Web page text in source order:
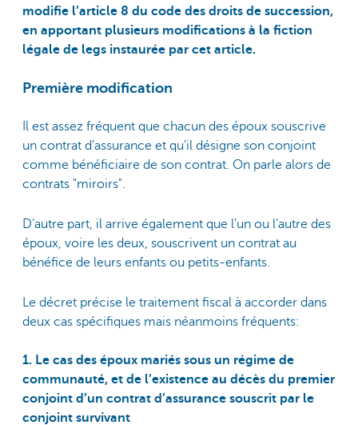
modifie l’article 8 du code des droits de succession,
en apportant plusieurs modifications à la fiction
légale de legs instaurée par cet article.
Première modification
Il est assez fréquent que chacun des époux souscrive
un contrat d’assurance et qu’il désigne son conjoint
comme bénéficiaire de son contrat. On parle alors de
contrats "miroirs".
D’autre part, il arrive également que l’un ou l’autre des
époux, voire les deux, souscrivent un contrat au
bénéfice de leurs enfants ou petits-enfants.
Le décret précise le traitement fiscal à accorder dans
deux cas spécifiques mais néanmoins fréquents:
1. Le cas des époux mariés sous un régime de
communauté, et de l’existence au décès du premier
conjoint d’un contrat d’assurance souscrit par le
conjoint survivant